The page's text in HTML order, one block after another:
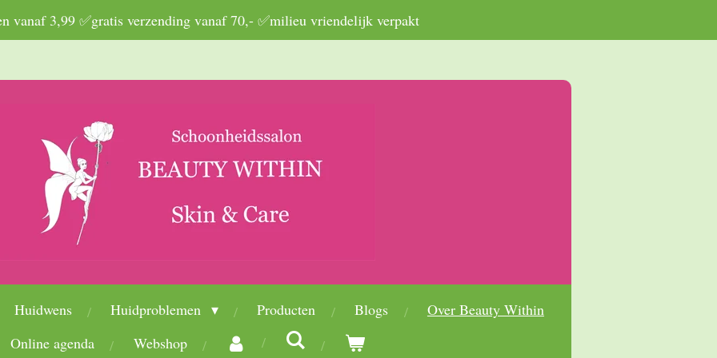
vanaf 3,99 ✅gratis verzending vanaf 70,- ✅milieu vriendelijk verpakt
Huidwens Huidproblemen Producten Blogs
Over Beauty Within
Online agenda
Webshop